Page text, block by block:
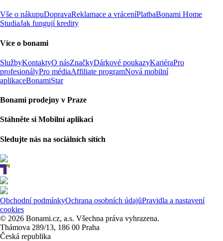
Vše o nákupuDopravaReklamace a vráceníPlatbaBonami Home
StudiaJak fungují kredity
Více o bonami
SlužbyKontaktyO násZnačkyDárkové poukazyKariéraPro
profesionályPro médiaAffiliate programNová mobilní
aplikaceBonamiStar
Bonami prodejny v Praze
Stáhněte si Mobilní aplikaci
Sledujte nás na sociálních sítích
Obchodní podmínkyOchrana osobních údajůPravidla a nastavení
cookies
© 2026 Bonami.cz, a.s. Všechna práva vyhrazena.
Thámova 289/13, 186 00 Praha
Česká republika